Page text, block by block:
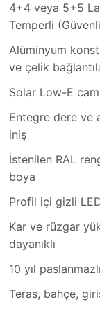
4+4 veya 5+5
Temperli
Alüminyum
ve çelik
Solar Low-E
Entegre dere ve
iniş
İstenilen RAL
boya
Profil içi gizli
Kar ve rüzgar
dayanıklı
10 yıl
Teras, bahçe,